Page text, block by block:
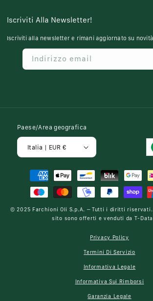
Iscriviti Alla Newsletter!
Iscriviti alla newsletter e rimani aggiornato su
Indirizzo email
Paese/Area geografica
Italia | EUR €
Metodi
pagamento
© 2025 Farchioni Oli S.p.A. – Tutti i diritti riservati.
sito sono offerti e venduti da T-
Privacy Policy
Termini Di Servizio
Informativa Legale
Informativa Sui Rimborsi
Garanzia Legale